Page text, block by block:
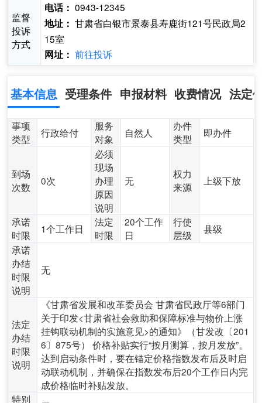
监督
投诉
方式
电话： 0943-12345
地址： 甘肃省白银市景泰县寿鹿街121号民政局2
15室
网址： 前往投诉
基本信息 受理条件 申报材料 收费情况 法定
事项
类型
行政给付
服务
对象
自然人
办件
类型
即办件
到场
次数
0次
必须
现场
办理
原因
说明
无
权力
来源
上级下放
承诺
时限
1个工作日
法定
时限
20个工作
日
行使
层级
县级
承诺
办结
时限
说明
无
法定
办结
时限
说明
《甘肃省发展和改革委员会 甘肃省民政厅等6部门
关于印发<甘肃省社会救助和保障标准与物价上涨
挂钩联动机制的实施意见>的通知》（甘发改〔201
6〕875号） 价格补贴实行“按月测算，按月发放”。
达到启动条件时，要在锚定价格指数发布后及时启
动联动机制，并确保在指数发布后20个工作日内完
成价格临时补贴发放。
特别